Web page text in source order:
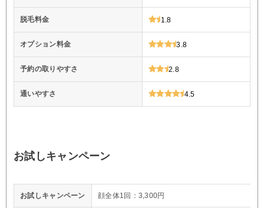
脱毛料金 1.8
オプション料金 3.8
予約の取りやすさ 2.8
通いやすさ 4.5
お試しキャンペーン
お試しキャンペーン 顔全体1回：3,300円